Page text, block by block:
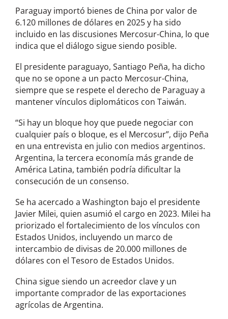
Paraguay importó bienes de China por valor de
6.120 millones de dólares en 2025 y ha sido
incluido en las discusiones Mercosur-China, lo que
indica que el diálogo sigue siendo posible.
El presidente paraguayo, Santiago Peña, ha dicho
que no se opone a un pacto Mercosur-China,
siempre que se respete el derecho de Paraguay a
mantener vínculos diplomáticos con Taiwán.
“Si hay un bloque hoy que puede negociar con
cualquier país o bloque, es el Mercosur”, dijo Peña
en una entrevista en julio con medios argentinos.
Argentina, la tercera economía más grande de
América Latina, también podría dificultar la
consecución de un consenso.
Se ha acercado a Washington bajo el presidente
Javier Milei, quien asumió el cargo en 2023. Milei ha
priorizado el fortalecimiento de los vínculos con
Estados Unidos, incluyendo un marco de
intercambio de divisas de 20.000 millones de
dólares con el Tesoro de Estados Unidos.
China sigue siendo un acreedor clave y un
importante comprador de las exportaciones
agrícolas de Argentina.